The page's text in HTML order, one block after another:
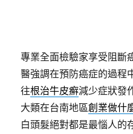
專業全面檢驗家享受阻斷
醫強調在預防癌症的過程
往根治牛皮癬減少症狀發
大類在台南地區創業做什
白頭髮絕對都是最惱人的